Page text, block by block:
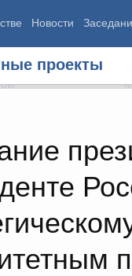
Новости
проекты
Правительства